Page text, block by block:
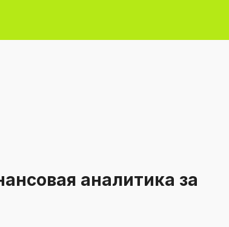
аналитика за